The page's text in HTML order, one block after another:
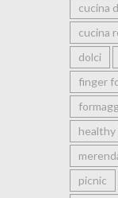
cucina
cucina
dolci
finger
healthy
picnic